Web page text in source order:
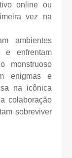
online ou
vez na
ambientes
e enfrentam
monstruoso
enigmas e
na icônica
colaboração
sobreviver